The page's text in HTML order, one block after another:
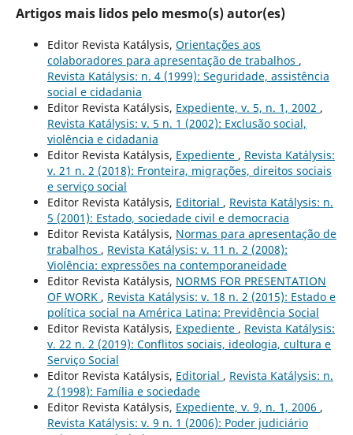
Artigos mais lidos pelo mesmo(s) autor(es)
Editor Revista Katálysis, Orientações aos
colaboradores para apresentação de trabalhos ,
Revista Katálysis: n. 4 (1999): Seguridade, assistência
social e cidadania
Editor Revista Katálysis, Expediente, v. 5, n. 1, 2002 ,
Revista Katálysis: v. 5 n. 1 (2002): Exclusão social,
violência e cidadania
Editor Revista Katálysis, Expediente , Revista Katálysis:
v. 21 n. 2 (2018): Fronteira, migrações, direitos sociais
e serviço social
Editor Revista Katálysis, Editorial , Revista Katálysis: n.
5 (2001): Estado, sociedade civil e democracia
Editor Revista Katálysis, Normas para apresentação de
trabalhos , Revista Katálysis: v. 11 n. 2 (2008):
Violência: expressões na contemporaneidade
Editor Revista Katálysis, NORMS FOR PRESENTATION
OF WORK , Revista Katálysis: v. 18 n. 2 (2015): Estado e
política social na América Latina: Previdência Social
Editor Revista Katálysis, Expediente , Revista Katálysis:
v. 22 n. 2 (2019): Conflitos sociais, ideologia, cultura e
Serviço Social
Editor Revista Katálysis, Editorial , Revista Katálysis: n.
2 (1998): Família e sociedade
Editor Revista Katálysis, Expediente, v. 9, n. 1, 2006 ,
Revista Katálysis: v. 9 n. 1 (2006): Poder judiciário